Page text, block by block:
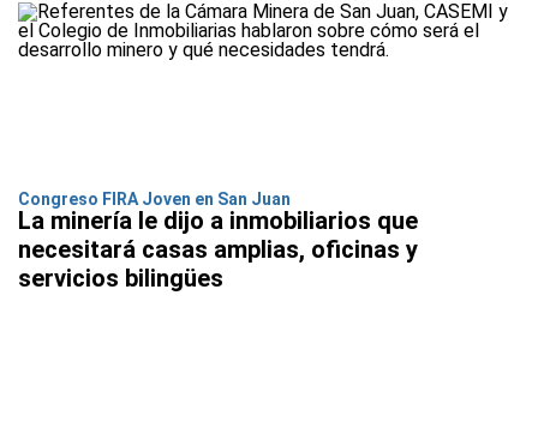
Congreso FIRA Joven en San Juan
La minería le dijo a inmobiliarios que
necesitará casas amplias, oficinas y
servicios bilingües